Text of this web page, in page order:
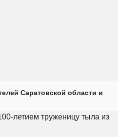
Саратовской области и